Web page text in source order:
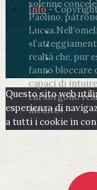
solenne
Paolino,
Lucca.
realtà che, pur
fanno bloccare
capaci di
cui sorgono
inedite».
Info-
Questo sito web
esperienza di
a tutti i cookie in